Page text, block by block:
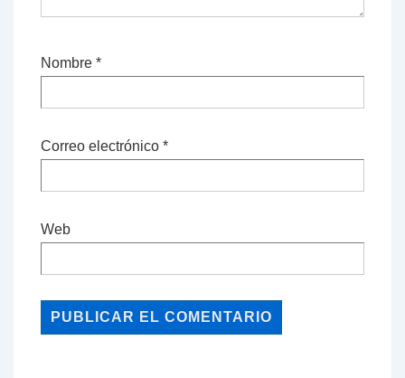
Nombre *
Correo electrónico *
Web